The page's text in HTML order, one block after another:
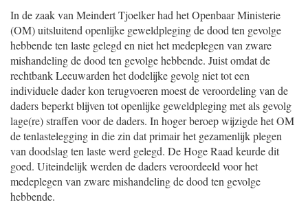
In de zaak van Meindert Tjoelker had het Openbaar Ministerie
(OM) uitsluitend openlijke geweldpleging de dood ten gevolge
hebbende ten laste gelegd en niet het medeplegen van zware
mishandeling de dood ten gevolge hebbende. Juist omdat de
rechtbank Leeuwarden het dodelijke gevolg niet tot een
individuele dader kon terugvoeren moest de veroordeling van de
daders beperkt blijven tot openlijke geweldpleging met als gevolg
lage(re) straffen voor de daders. In hoger beroep wijzigde het OM
de tenlastelegging in die zin dat primair het gezamenlijk plegen
van doodslag ten laste werd gelegd. De Hoge Raad keurde dit
goed. Uiteindelijk werden de daders veroordeeld voor het
medeplegen van zware mishandeling de dood ten gevolge
hebbende.